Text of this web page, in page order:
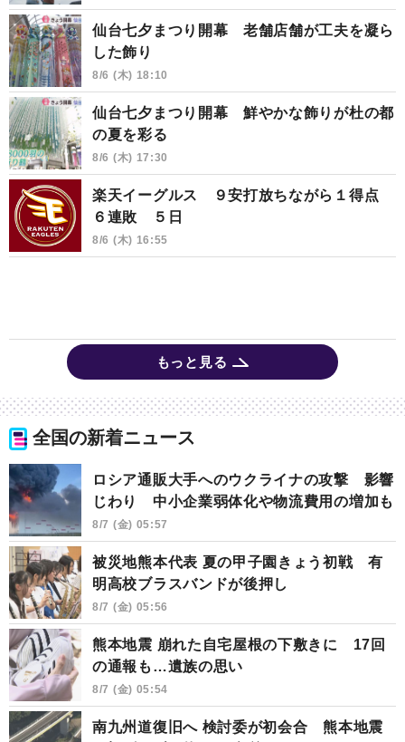
仙台七夕まつり開幕 老舗店舗が工夫を凝ら
した飾り
8/6 (木) 18:10
仙台七夕まつり開幕 鮮やかな飾りが杜の都
の夏を彩る
8/6 (木) 17:30
楽天イーグルス ９安打放ちながら１得点
６連敗 ５日
8/6 (木) 16:55
もっと見る
全国の新着ニュース
ロシア通販大手へのウクライナの攻撃 影響
じわり 中小企業弱体化や物流費用の増加も
8/7 (金) 05:57
被災地熊本代表 夏の甲子園きょう初戦 有
明高校ブラスバンドが後押し
8/7 (金) 05:56
熊本地震 崩れた自宅屋根の下敷きに 17回
の通報も…遺族の思い
8/7 (金) 05:54
南九州道復旧へ 検討委が初会合 熊本地震